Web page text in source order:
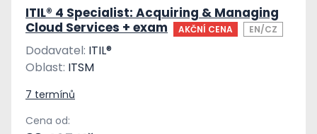
ITIL® 4 Specialist: Acquiring & Managing
Cloud Services + exam
AKČNÍ CENA EN/CZ
Dodavatel: ITIL®
Oblast: ITSM
7 termínů
Cena od: